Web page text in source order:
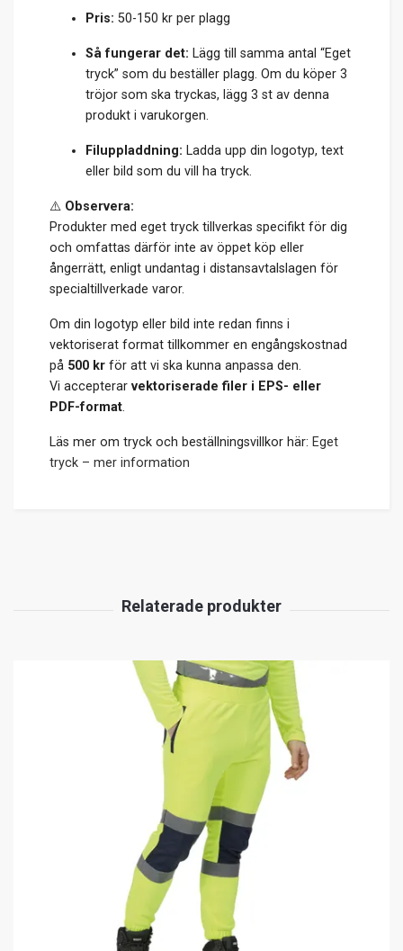
Pris: 50-150 kr per plagg
Så fungerar det: Lägg till samma antal “Eget
tryck” som du beställer plagg. Om du köper 3
tröjor som ska tryckas, lägg 3 st av denna
produkt i varukorgen.
Filuppladdning: Ladda upp din logotyp, text
eller bild som du vill ha tryck.
⚠️ Observera:
Produkter med eget tryck tillverkas specifikt för dig
och omfattas därför inte av öppet köp eller
ångerrätt, enligt undantag i distansavtalslagen för
specialtillverkade varor.
Om din logotyp eller bild inte redan finns i
vektoriserat format tillkommer en engångskostnad
på 500 kr för att vi ska kunna anpassa den.
Vi accepterar vektoriserade filer i EPS- eller
PDF-format.
Läs mer om tryck och beställningsvillkor här: Eget
tryck – mer information